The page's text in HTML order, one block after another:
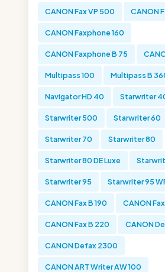
CANON Fax VP 500 CANON
CANON Faxphone 160
CANON Faxphone B 75
Multipass 100 Multipass B
Navigator HD 40 Starwriter
Starwriter 500 Starwriter 60
Starwriter 70 Starwriter 80
Starwriter 80 DE Luxe
Starwriter 95 Starwriter 95
CANON Fax B 190 CANON
CANON Fax B 220 CANON
CANON Defax 2300
CANON ART Writer AW 100